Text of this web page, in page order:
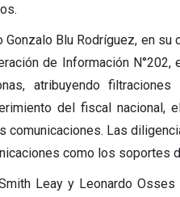
Blu Rodríguez, en
de Información
atribuyendo
del fiscal nacional,
Las
como los soportes
Leay y Leonardo